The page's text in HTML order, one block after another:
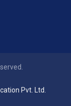
Pvt. Ltd.